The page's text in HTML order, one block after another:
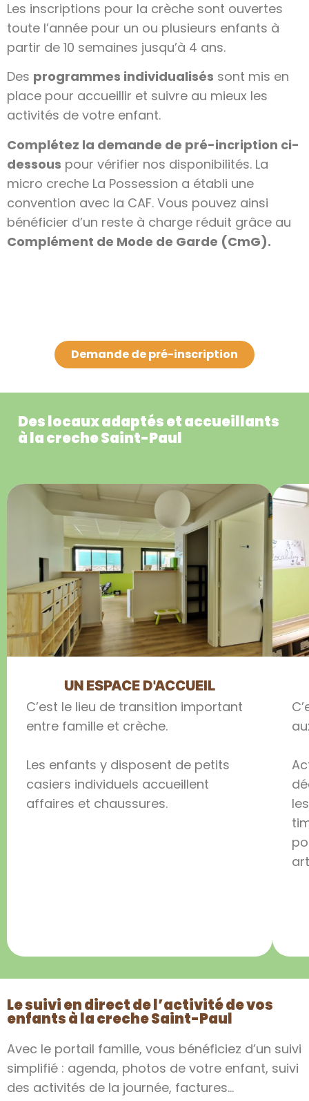
Les inscriptions pour la crèche sont ouvertes
toute l’année pour un ou plusieurs enfants à
partir de 10 semaines jusqu’à 4 ans.
Des programmes individualisés sont mis en
place pour accueillir et suivre au mieux les
activités de votre enfant.
Complétez la demande de pré-incription ci-
dessous pour vérifier nos disponibilités. La
micro creche La Possession a établi une
convention avec la CAF. Vous pouvez ainsi
bénéficier d’un reste à charge réduit grâce au
Complément de Mode de Garde (CmG).
Demande de pré-inscription
Des locaux adaptés et accueillants
à la creche Saint-Paul
UN ESPACE D'ACCUEIL
C’est le lieu de transition important
entre famille et crèche.
Les enfants y disposent de petits
casiers individuels accueillent
affaires et chaussures.
Le suivi en direct de l’activité de vos
enfants à la creche Saint-Paul
Avec le portail famille, vous bénéficiez d’un suivi
simplifié : agenda, photos de votre enfant, suivi
des activités de la journée, factures…